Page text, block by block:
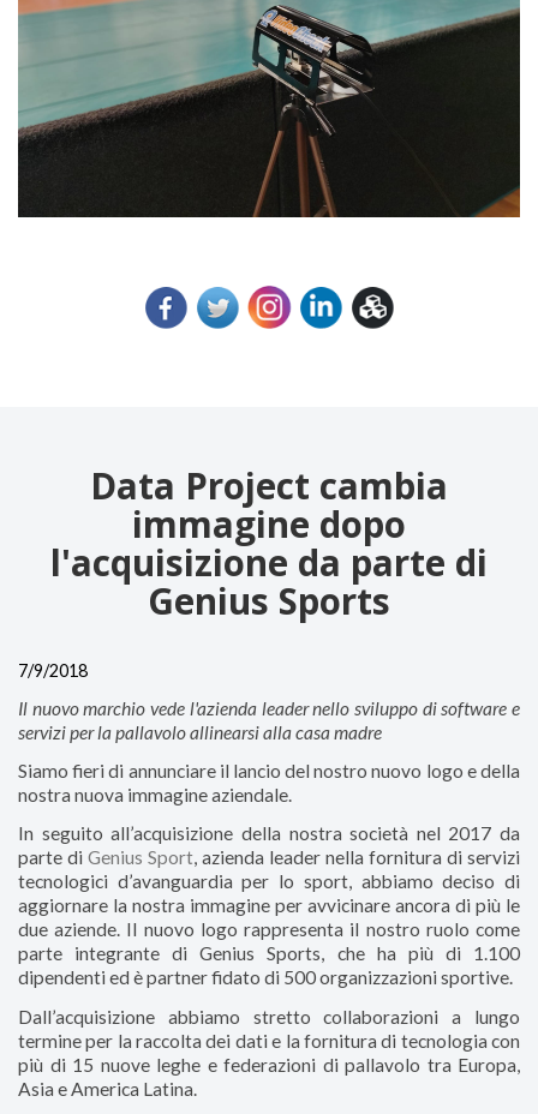
Data Project cambia
immagine dopo
l'acquisizione da parte di
Genius Sports
7/9/2018
Il nuovo marchio vede l'azienda leader nello sviluppo di software e
servizi per la pallavolo allinearsi alla casa madre
Siamo fieri di annunciare il lancio del nostro nuovo logo e della
nostra nuova immagine aziendale.
In seguito all’acquisizione della nostra società nel 2017 da
parte di Genius Sport, azienda leader nella fornitura di servizi
tecnologici d’avanguardia per lo sport, abbiamo deciso di
aggiornare la nostra immagine per avvicinare ancora di più le
due aziende. Il nuovo logo rappresenta il nostro ruolo come
parte integrante di Genius Sports, che ha più di 1.100
dipendenti ed è partner fidato di 500 organizzazioni sportive.
Dall’acquisizione abbiamo stretto collaborazioni a lungo
termine per la raccolta dei dati e la fornitura di tecnologia con
più di 15 nuove leghe e federazioni di pallavolo tra Europa,
Asia e America Latina.